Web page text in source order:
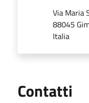
Via Maria
88045
Italia
Contatti